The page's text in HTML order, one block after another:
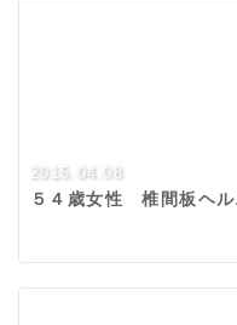
2015.04.08
５４歳女性 椎間板ヘル